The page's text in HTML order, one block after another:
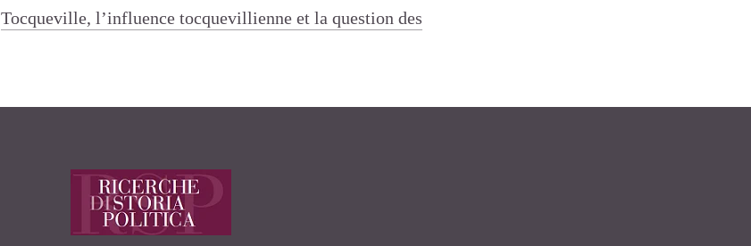
Tocqueville, l’influence tocquevillienne et la question des